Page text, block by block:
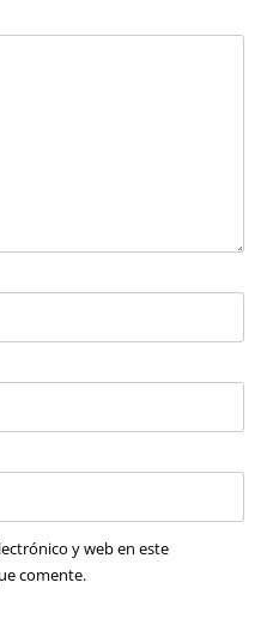
y web en este
comente.